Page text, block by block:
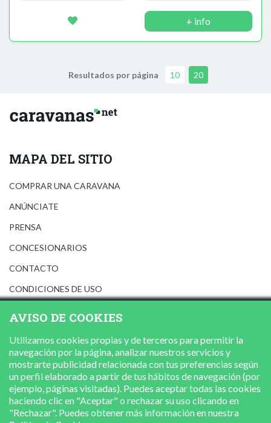
+ info
Resultados por página 10 20
MAPA DEL SITIO
COMPRAR UNA CARAVANA
ANÚNCIATE
PRENSA
CONCESIONARIOS
CONTACTO
CONDICIONES DE USO
POLÍTICA DE COOKIES
AVISO DE COOKIES
Utilizamos cookies propias y de terceros para permitir la
navegación por la página, analizar nuestros servicios y
mostrarte publicidad relacionada con tus preferencias según
un perfil elaborado a partir de tus hábitos de navegación (por
ejemplo, páginas visitadas). Puedes aceptar todas las cookies
haciendo clic en "Aceptar" o rechazar su uso clicando en
"Rechazar". Puedes obtener más información en nuestra